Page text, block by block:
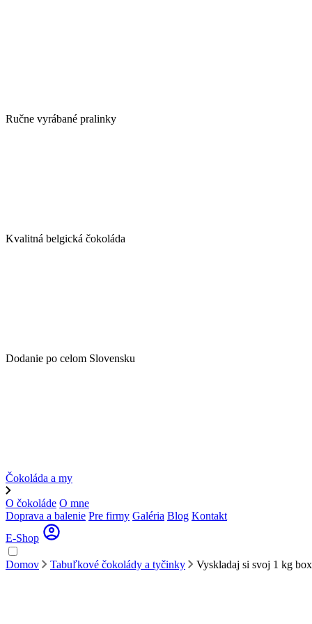
Ručne vyrábané pralinky
Kvalitná belgická čokoláda
Dodanie po celom Slovensku
Čokoláda a my
O čokoláde O mne
Doprava a balenie Pre firmy Galéria Blog Kontakt
E-Shop
Domov Tabuľkové čokolády a tyčinky Vyskladaj si svoj 1 kg box